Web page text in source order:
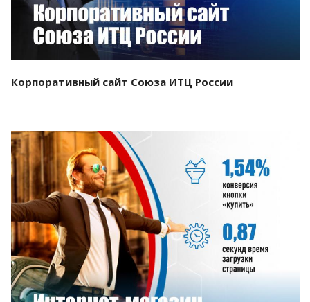
Корпоративный сайт Союза ИТЦ России
Смотреть проект